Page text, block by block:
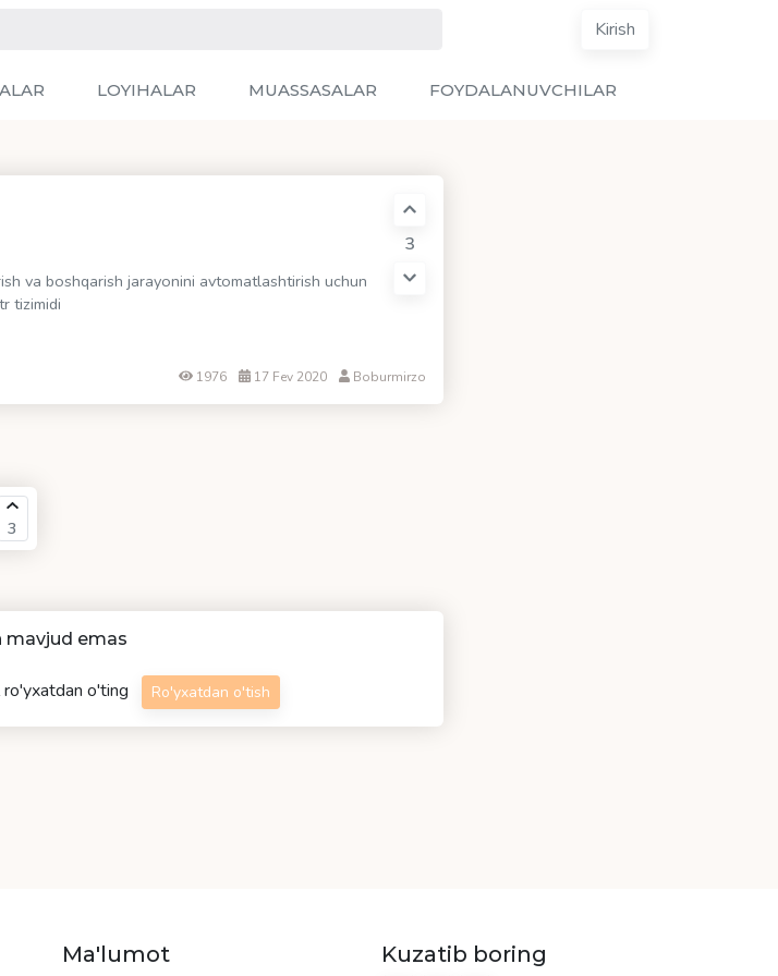
Kirish
LOYIHALAR MUASSASALAR FOYDALANUVCHILAR
va boshqarish jarayonini avtomatlashtirish uchun
tizimidi
3
1976 17 Fev 2020 Boburmirzo
3
mavjud emas
ro'yxatdan o'ting Ro'yxatdan o'tish
Ma'lumot Kuzatib boring